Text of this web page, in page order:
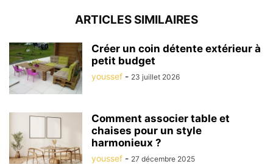
ARTICLES SIMILAIRES
Créer un coin détente extérieur à
petit budget
youssef - 23 juillet 2026
Comment associer table et
chaises pour un style
harmonieux ?
youssef - 27 décembre 2025